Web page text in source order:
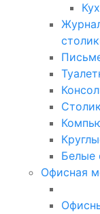
Белые
Офисная